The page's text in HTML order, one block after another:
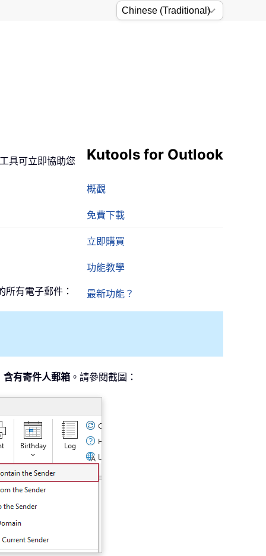
Kutools for Outlook
概觀
免費下載
立即購買
功能教學
最新功能？
工具可立即協助您
有電子郵件：
含有寄件人郵箱 。請參閱截圖：